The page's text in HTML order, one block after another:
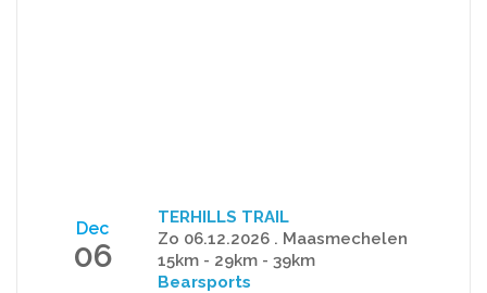
Dec
06
TERHILLS TRAIL
Zo 06.12.2026 . Maasmechelen
15km - 29km - 39km
Bearsports